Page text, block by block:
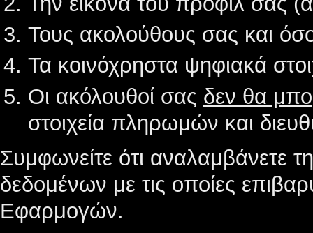
Τους ακολούθους σας και
Τα κοινόχρηστα ψηφιακά
Οι ακόλουθοί σας δεν θα
στοιχεία πληρωμών και
Συμφωνείτε ότι αναλαμβάνετε
δεδομένων με τις οποίες
Εφαρμογών.